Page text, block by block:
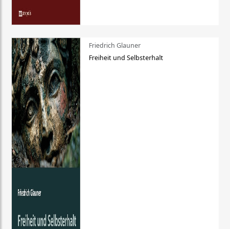
Friedrich Glauner
Freiheit und Selbsterhalt